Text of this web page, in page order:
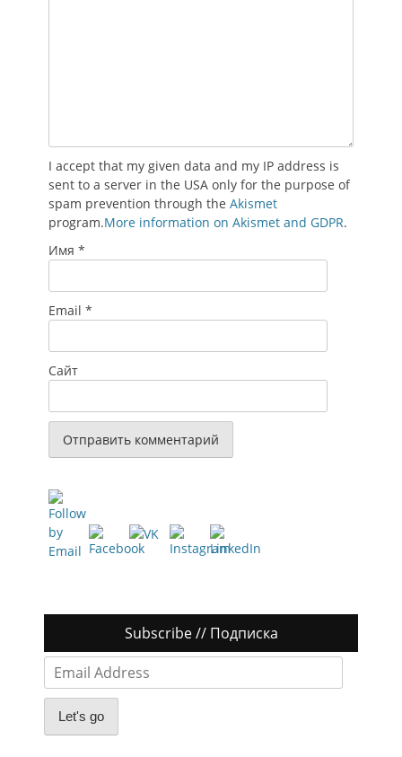
I accept that my given data and my IP address is
sent to a server in the USA only for the purpose of
spam prevention through the Akismet
program.More information on Akismet and GDPR.
Имя *
Email *
Сайт
Subscribe // Подписка
Email
Address
Let's go